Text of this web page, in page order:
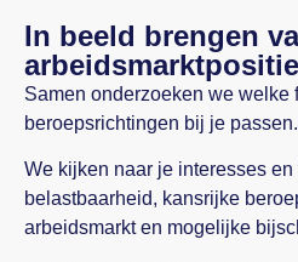
In beeld brengen
arbeidsmarktpositie
Samen onderzoeken we welke
beroepsrichtingen bij je passen.
We kijken naar je interesses
belastbaarheid, kansrijke
arbeidsmarkt en mogelijke